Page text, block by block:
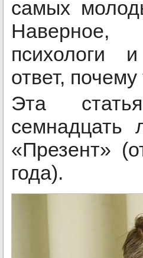
самых
психологи
ответ,
Эта
семнадцать
«Презент»
года).